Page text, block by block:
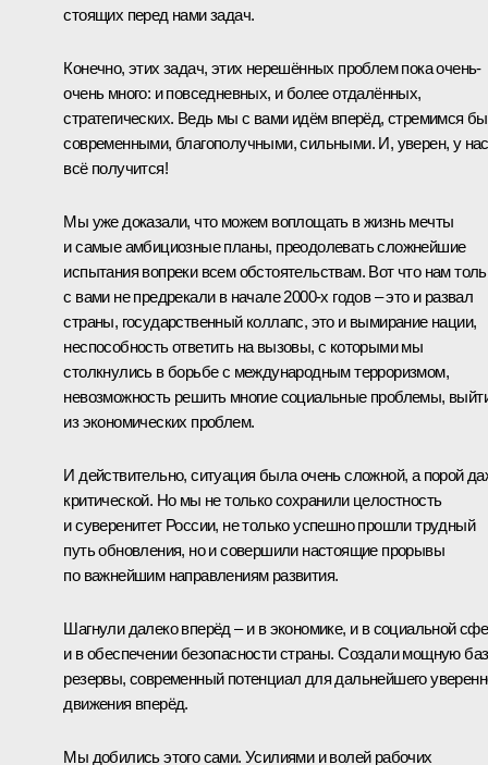
стоящих перед нами задач.
Конечно, этих задач, этих нерешённых проблем пока очень-
очень много: и повседневных, и более отдалённых,
стратегических. Ведь мы с вами идём вперёд, стремимся
современными, благополучными, сильными. И, уверен, у нас
всё получится!
Мы уже доказали, что можем воплощать в жизнь мечты
и самые амбициозные планы, преодолевать сложнейшие
испытания вопреки всем обстоятельствам. Вот что нам
с вами не предрекали в начале 2000-х годов – это и развал
страны, государственный коллапс, это и вымирание нации,
неспособность ответить на вызовы, с которыми мы
столкнулись в борьбе с международным терроризмом,
невозможность решить многие социальные проблемы,
из экономических проблем.
И действительно, ситуация была очень сложной, а порой
критической. Но мы не только сохранили целостность
и суверенитет России, не только успешно прошли трудный
путь обновления, но и совершили настоящие прорывы
по важнейшим направлениям развития.
Шагнули далеко вперёд – и в экономике, и в социальной
и в обеспечении безопасности страны. Создали мощную
резервы, современный потенциал для дальнейшего
движения вперёд.
Мы добились этого сами. Усилиями и волей рабочих